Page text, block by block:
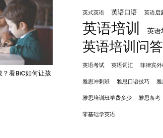
？看BiC如何让孩
英式英语 英语口语 英语启
英语培训 英语
英语培训问答
英语考试 英语词汇 菲律宾
雅思冲刺班 雅思口语技巧
雅思培训班学费多少 雅思备考
零基础学英语